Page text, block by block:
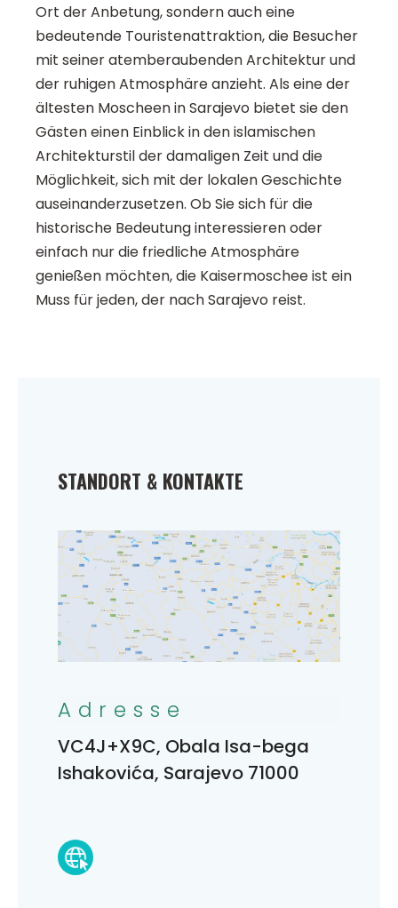
Ort der Anbetung, sondern auch eine
bedeutende Touristenattraktion, die Besucher
mit seiner atemberaubenden Architektur und
der ruhigen Atmosphäre anzieht. Als eine der
ältesten Moscheen in Sarajevo bietet sie den
Gästen einen Einblick in den islamischen
Architekturstil der damaligen Zeit und die
Möglichkeit, sich mit der lokalen Geschichte
auseinanderzusetzen. Ob Sie sich für die
historische Bedeutung interessieren oder
einfach nur die friedliche Atmosphäre
genießen möchten, die Kaisermoschee ist ein
Muss für jeden, der nach Sarajevo reist.
STANDORT & KONTAKTE
Adresse
VC4J+X9C, Obala Isa-bega
Ishakovića, Sarajevo 71000